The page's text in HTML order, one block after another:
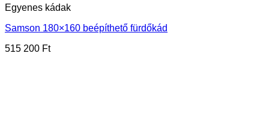
Egyenes kádak
Samson 180×160 beépíthető fürdőkád
515 200 Ft